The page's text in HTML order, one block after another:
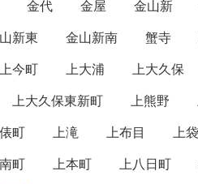
金代 金屋 金山新
新東 金山新南 蟹寺
上今町 上大浦 上大久保
上大久保東新町 上熊野
町 上滝 上布目 上袋
町 上本町 上八日町